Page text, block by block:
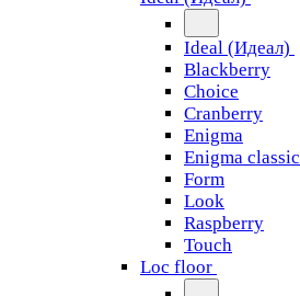
Ideal (Идеал)
Blackberry
Choice
Cranberry
Enigma
Enigma classic
Form
Look
Raspberry
Touch
Loc floor